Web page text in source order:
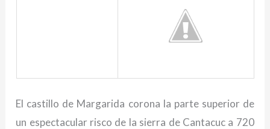
El castillo de Margarida corona la parte superior de
un espectacular risco de la sierra de Cantacuc a 720